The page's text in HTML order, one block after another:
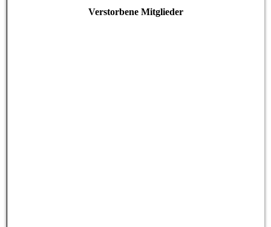
Verstorbene Mitglieder